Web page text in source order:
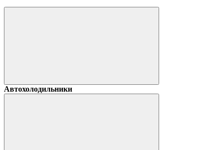
Автохолодильники